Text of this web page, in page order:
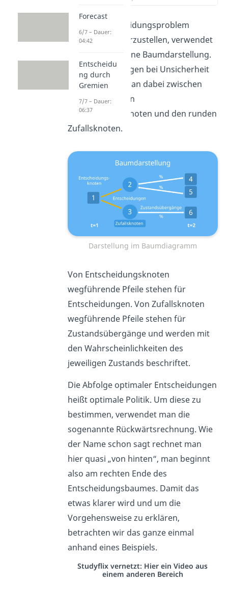
Um das Entscheidungsproblem
übersichtlich darzustellen, verwendet
man meistens eine Baumdarstellung.
Bei Entscheidungen bei Unsicherheit
unterscheidet man dabei zwischen
den rechteckigen
Entscheidungsknoten und den runden
Zufallsknoten.
Darstellung im Baumdiagramm
Von Entscheidungsknoten
wegführende Pfeile stehen für
Entscheidungen. Von Zufallsknoten
wegführende Pfeile stehen für
Zustandsübergänge und werden mit
den Wahrscheinlichkeiten des
jeweiligen Zustands beschriftet.
Die Abfolge optimaler Entscheidungen
heißt optimale Politik. Um diese zu
bestimmen, verwendet man die
sogenannte Rückwärtsrechnung. Wie
der Name schon sagt rechnet man
hier quasi „von hinten“, man beginnt
also am rechten Ende des
Entscheidungsbaumes. Damit das
etwas klarer wird und um die
Vorgehensweise zu erklären,
betrachten wir das ganze einmal
anhand eines Beispiels.
Studyflix vernetzt: Hier ein Video aus
einem anderen Bereich
Forecast
6/7 – Dauer:
04:42
Entscheidu
ng durch
Gremien
7/7 – Dauer:
06:37